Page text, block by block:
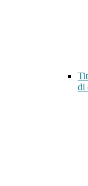
di